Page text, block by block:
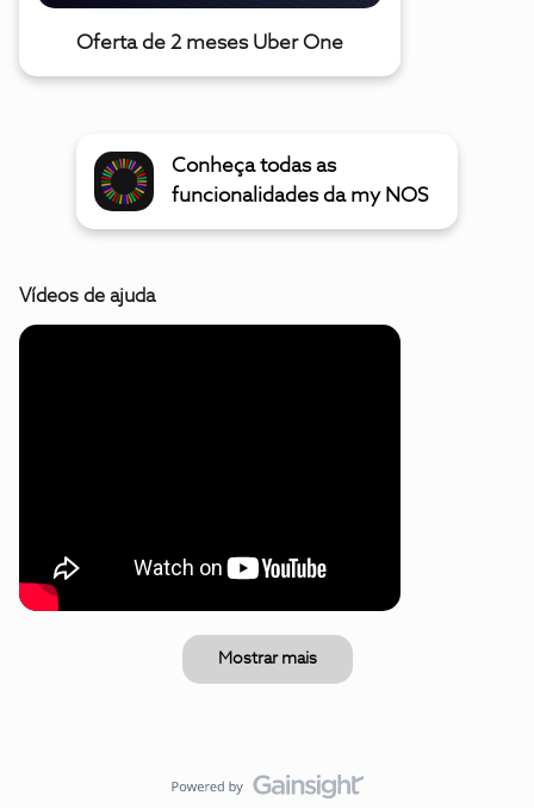
Oferta de 2 meses Uber One
Conheça todas as
funcionalidades da my NOS
Vídeos de ajuda
Mostrar mais